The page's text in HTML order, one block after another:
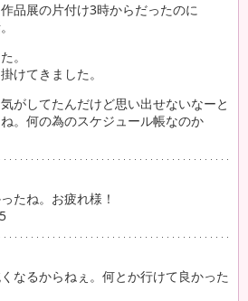
品展の片付け3時からだったのに
。
けてきました。
がしてたんだけど思い出せないなーと
。何の為のスケジュール帳なのか
たね。お疲れ様！
なるからねぇ。何とか行けて良かった